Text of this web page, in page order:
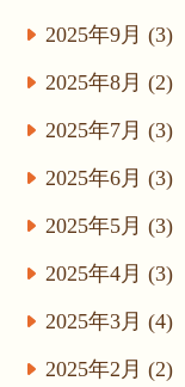
2025年9月 (3)
2025年8月 (2)
2025年7月 (3)
2025年6月 (3)
2025年5月 (3)
2025年4月 (3)
2025年3月 (4)
2025年2月 (2)